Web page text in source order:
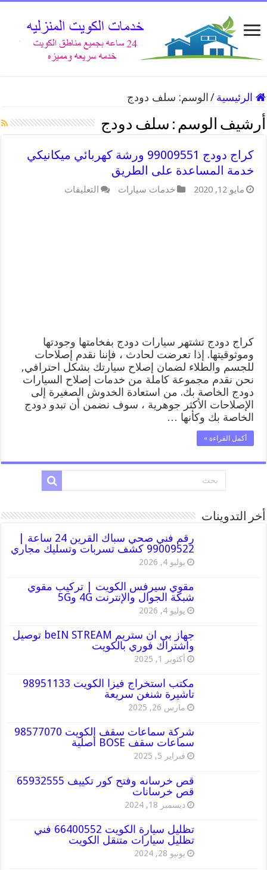
الرئيسية / الوسم: سلف دودج
أرشيف الوسم : سلف دودج
كراج دودج 99009551 ورشة كهربائي ميكانيكي
خدمة المساعدة على الطريق
مايو 12, 2020 خدمات سيارات التعليقات
كراج دودج تشتهر سيارات دودج بفخامتها وجودتها
وموثوقيتها. إذا تعرضت لحادث ، فإننا نقدم إصلاحات
للجسم والطلاء لضمان إصلاح سيارتك بشكل احترافي,
نحن نقدم مجموعة كاملة من خدمات إصلاح السيارات
دودج الخاصة بك. من استعادة الخدوش الصغيرة إلى
الإصلاحات الأكثر جوهرية ، سوف نضمن أن تبدو دودج
الخاصة بك وكأنها …
أكمل القراءة »
أخر التدوينات
رقم فني صحي سباك القرين 24 ساعة |
99009522 كشف تسربات وتسليك مجاري
يوليو 4, 2026
مقوي سيرفس الكويت | تركيب مقوي
شبكة الجوال والإنترنت 4G و5G
يوليو 4, 2026
جهاز بي ان ستريم beIN STREAM توصيل
واشتراك فوري بالكويت
أكتوبر 1, 2025
مكتب استخراج فيزا الكويت 98951133
تاشيرة شنغن سريعة
مارس 26, 2025
شركة سماعات سقف الكويت 98577070
سماعات سقف BOSE أصلية
فبراير 5, 2025
قص خرسانه وفتح كور تكييف 65932555
قص خرسانات
ديسمبر 18, 2024
تظليل سيارة الكويت 66400552 فني
تظليل سيارات متنقل الكويت
يونيو 28, 2024